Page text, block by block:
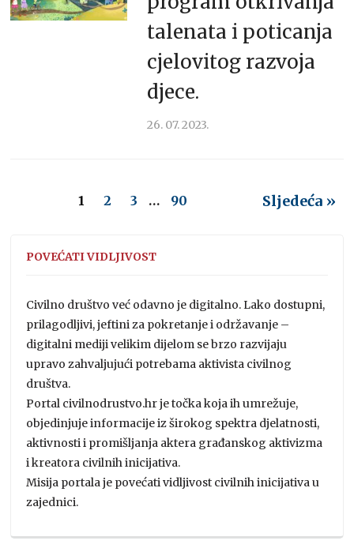
talenata i poticanja
cjelovitog razvoja
djece.
26. 07. 2023.
1 2 3 … 90 Sljedeća »
POVEĆATI VIDLJIVOST
Civilno društvo već odavno je digitalno. Lako dostupni,
prilagodljivi, jeftini za pokretanje i održavanje –
digitalni mediji velikim dijelom se brzo razvijaju
upravo zahvaljujući potrebama aktivista civilnog
društva.
Portal civilnodrustvo.hr je točka koja ih umrežuje,
objedinjuje informacije iz širokog spektra djelatnosti,
aktivnosti i promišljanja aktera građanskog aktivizma
i kreatora civilnih inicijativa.
Misija portala je povećati vidljivost civilnih inicijativa u
zajednici.